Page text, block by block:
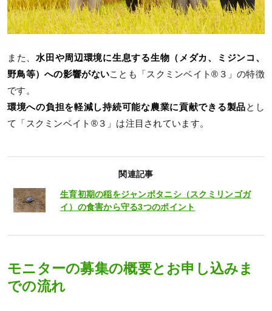
また、水田や周辺環境に生息する生物（メダカ、ミジンコ、
野鳥等）への影響がないことも「スクミンベイト®３」の特徴
です。
環境への負担を軽減し持続可能な農業に貢献できる製品とし
て「スクミンベイト®３」は注目されています。
関連記事
生育初期の稲をジャンボタニシ（スクミリンゴガ
イ）の食害から守る3つのポイント
モニターの募集の概要とお申し込みま
での流れ